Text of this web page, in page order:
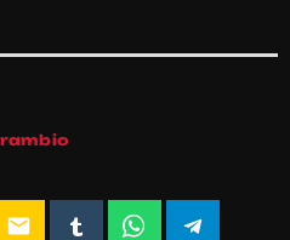
email